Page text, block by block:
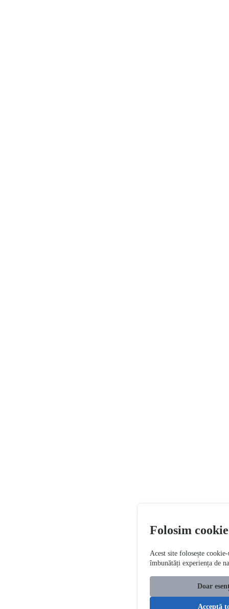
Folosim
Acest site folosește
îmbunătăți experiența de
Doar
Acceptă